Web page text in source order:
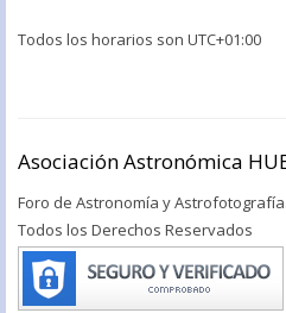
Todos los horarios son UTC+01:00
Asociación Astronómica
Foro de Astronomía y
Todos los Derechos Reservados